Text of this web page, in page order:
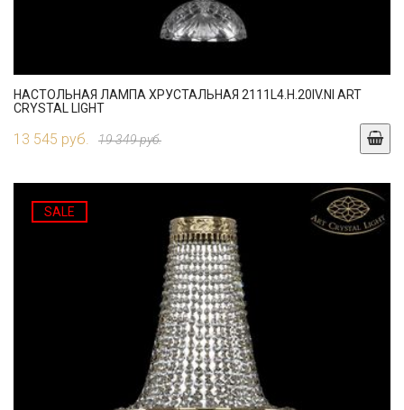
НАСТОЛЬНАЯ ЛАМПА ХРУСТАЛЬНАЯ 2111L4.H.20IV.NI ART
CRYSTAL LIGHT
13 545 руб. 19 349 руб.
SALE